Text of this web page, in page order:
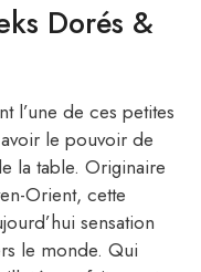
Dorés &
l’une de ces petites
le pouvoir de
la table. Originaire
Orient, cette
sensation
le monde. Qui